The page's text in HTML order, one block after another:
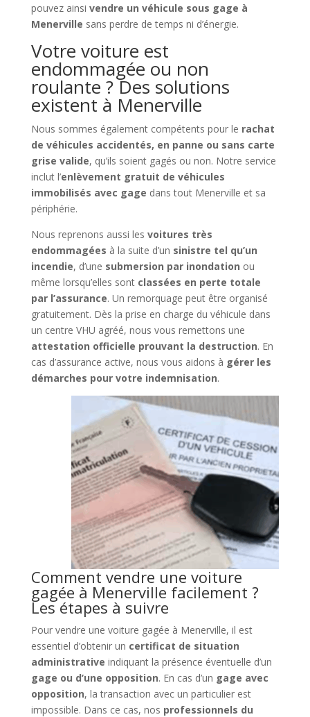
pouvez ainsi vendre un véhicule sous gage à
Menerville sans perdre de temps ni d’énergie.
Votre voiture est
endommagée ou non
roulante ? Des solutions
existent à Menerville
Nous sommes également compétents pour le rachat
de véhicules accidentés, en panne ou sans carte
grise valide, qu’ils soient gagés ou non. Notre service
inclut l’enlèvement gratuit de véhicules
immobilisés avec gage dans tout Menerville et sa
périphérie.
Nous reprenons aussi les voitures très
endommagées à la suite d’un sinistre tel qu’un
incendie, d’une submersion par inondation ou
même lorsqu’elles sont classées en perte totale
par l’assurance. Un remorquage peut être organisé
gratuitement. Dès la prise en charge du véhicule dans
un centre VHU agréé, nous vous remettons une
attestation officielle prouvant la destruction. En
cas d’assurance active, nous vous aidons à gérer les
démarches pour votre indemnisation.
Comment vendre une voiture
gagée à Menerville facilement ?
Les étapes à suivre
Pour vendre une voiture gagée à Menerville, il est
essentiel d’obtenir un certificat de situation
administrative indiquant la présence éventuelle d’un
gage ou d’une opposition. En cas d’un gage avec
opposition, la transaction avec un particulier est
impossible. Dans ce cas, nos professionnels du